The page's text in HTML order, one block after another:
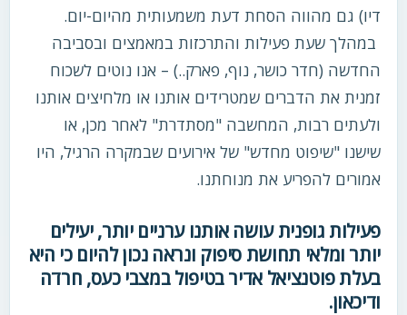
דיו) גם מהווה הסחת דעת משמעותית מהיום-יום.
במהלך שעת פעילות והתרכזות במאמצים ובסביבה
החדשה (חדר כושר, נוף, פארק..) – אנו נוטים לשכוח
זמנית את הדברים שמטרידים אותנו או מלחיצים אותנו
ולעתים רבות, המחשבה "מסתדרת" לאחר מכן, או
שישנו "שיפוט מחדש" של אירועים שבמקרה הרגיל, היו
אמורים להפריע את מנוחתנו.
פעילות גופנית עושה אותנו ערניים יותר, יעילים
יותר ומלאי תחושת סיפוק ונראה נכון להיום כי היא
בעלת פוטנציאל אדיר בטיפול במצבי כעס, חרדה
ודיכאון.